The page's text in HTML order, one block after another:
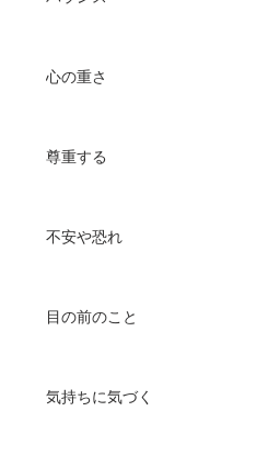
心の重さ
尊重する
不安や恐れ
目の前のこと
気持ちに気づく